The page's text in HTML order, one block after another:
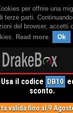
per offrire una
terze parti.
del browser, accetti
Read more. Ok
Usa il codice DB10
sconto.
valida fino al 9